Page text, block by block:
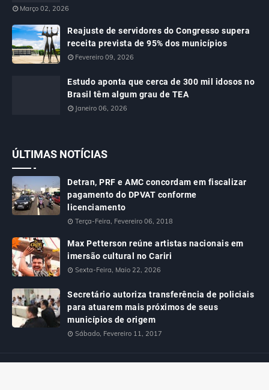
Março 02, 2026
Reajuste de servidores do Congresso supera
receita prevista de 95% dos municípios
Fevereiro 09, 2026
Estudo aponta que cerca de 300 mil idosos no
Brasil têm algum grau de TEA
Janeiro 06, 2026
ÚLTIMAS NOTÍCIAS
Detran, PRF e AMC concordam em fiscalizar
pagamento do DPVAT conforme
licenciamento
Terça-Feira, Fevereiro 06, 2018
Max Petterson reúne artistas nacionais em
imersão cultural no Cariri
Sexta-Feira, Maio 22, 2026
Secretário autoriza transferência de policiais
para atuarem mais próximos de seus
municípios de origem
Sábado, Fevereiro 11, 2017